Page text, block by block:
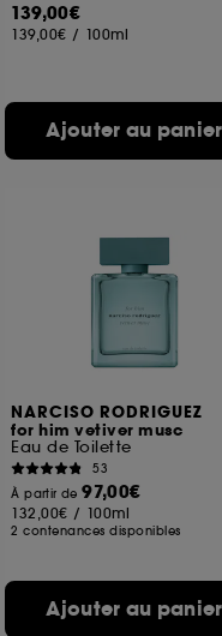
139,00€
139,00€ / 100ml
Ajouter au panier
NARCISO RODRIGUEZ
for him vetiver musc
Eau de Toilette
53
À partir de97,00€
132,00€ / 100ml
2 contenances disponibles
Ajouter au panier